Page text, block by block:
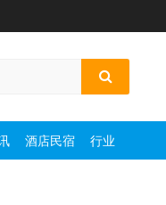
酒店民宿 行业